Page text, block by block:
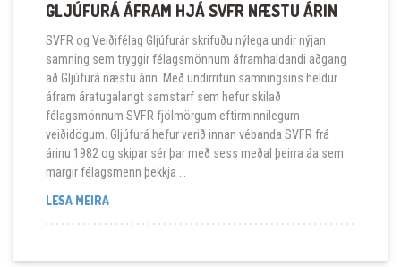
GLJÚFURÁ ÁFRAM HJÁ SVFR NÆSTU ÁRIN
SVFR og Veiðifélag Gljúfurár skrifuðu nýlega undir nýjan
samning sem tryggir félagsmönnum áframhaldandi aðgang
að Gljúfurá næstu árin. Með undirritun samningsins heldur
áfram áratugalangt samstarf sem hefur skilað
félagsmönnum SVFR fjölmörgum eftirminnilegum
veiðidögum. Gljúfurá hefur verið innan vébanda SVFR frá
árinu 1982 og skipar sér þar með sess meðal þeirra áa sem
margir félagsmenn þekkja …
LESA MEIRAGLJÚFURÁ ÁFRAM HJÁ SVFR NÆSTU ÁRIN